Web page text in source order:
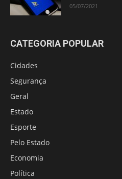
05/07/2021
CATEGORIA POPULAR
Cidades
Segurança
Geral
Estado
Esporte
Pelo Estado
Economia
Política